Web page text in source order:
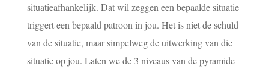
situatieafhankelijk. Dat wil zeggen een bepaalde situatie
triggert een bepaald patroon in jou. Het is niet de schuld
van de situatie, maar simpelweg de uitwerking van die
situatie op jou. Laten we de 3 niveaus van de pyramide